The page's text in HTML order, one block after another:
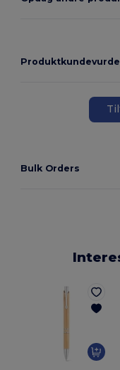
Bulk Orders